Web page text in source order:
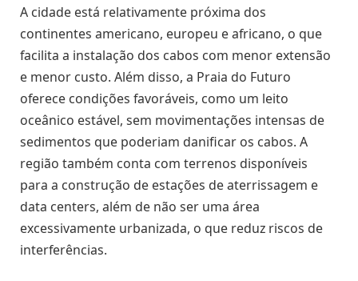
A cidade está relativamente próxima dos
continentes americano, europeu e africano, o que
facilita a instalação dos cabos com menor extensão
e menor custo. Além disso, a Praia do Futuro
oferece condições favoráveis, como um leito
oceânico estável, sem movimentações intensas de
sedimentos que poderiam danificar os cabos. A
região também conta com terrenos disponíveis
para a construção de estações de aterrissagem e
data centers, além de não ser uma área
excessivamente urbanizada, o que reduz riscos de
interferências.